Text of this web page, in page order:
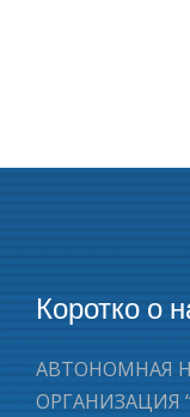
Коротко о
АВТОНОМНАЯ
ОРГАНИЗАЦИЯ